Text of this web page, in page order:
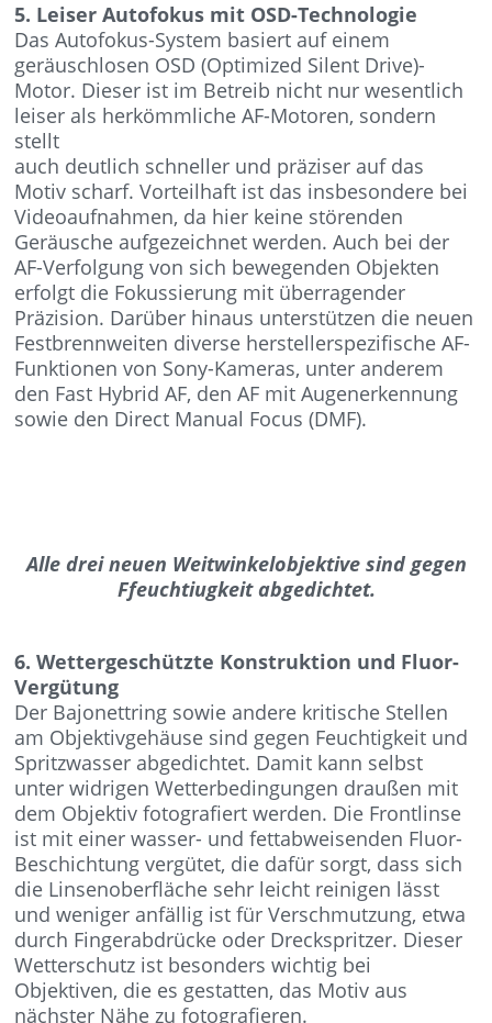
5. Leiser Autofokus mit OSD-Technologie
Das Autofokus-System basiert auf einem
geräuschlosen OSD (Optimized Silent Drive)-
Motor. Dieser ist im Betreib nicht nur wesentlich
leiser als herkömmliche AF-Motoren, sondern
stellt
auch deutlich schneller und präziser auf das
Motiv scharf. Vorteilhaft ist das insbesondere bei
Videoaufnahmen, da hier keine störenden
Geräusche aufgezeichnet werden. Auch bei der
AF-Verfolgung von sich bewegenden Objekten
erfolgt die Fokussierung mit überragender
Präzision. Darüber hinaus unterstützen die neuen
Festbrennweiten diverse herstellerspezifische AF-
Funktionen von Sony-Kameras, unter anderem
den Fast Hybrid AF, den AF mit Augenerkennung
sowie den Direct Manual Focus (DMF).
Alle drei neuen Weitwinkelobjektive sind gegen
Ffeuchtiugkeit abgedichtet.
6. Wettergeschützte Konstruktion und Fluor-
Vergütung
Der Bajonettring sowie andere kritische Stellen
am Objektivgehäuse sind gegen Feuchtigkeit und
Spritzwasser abgedichtet. Damit kann selbst
unter widrigen Wetterbedingungen draußen mit
dem Objektiv fotografiert werden. Die Frontlinse
ist mit einer wasser- und fettabweisenden Fluor-
Beschichtung vergütet, die dafür sorgt, dass sich
die Linsenoberfläche sehr leicht reinigen lässt
und weniger anfällig ist für Verschmutzung, etwa
durch Fingerabdrücke oder Dreckspritzer. Dieser
Wetterschutz ist besonders wichtig bei
Objektiven, die es gestatten, das Motiv aus
nächster Nähe zu fotografieren.